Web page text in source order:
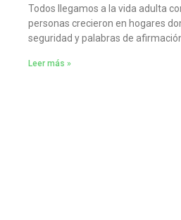
Todos llegamos a la vida adulta
personas crecieron en hogares
seguridad y palabras de
Leer más »